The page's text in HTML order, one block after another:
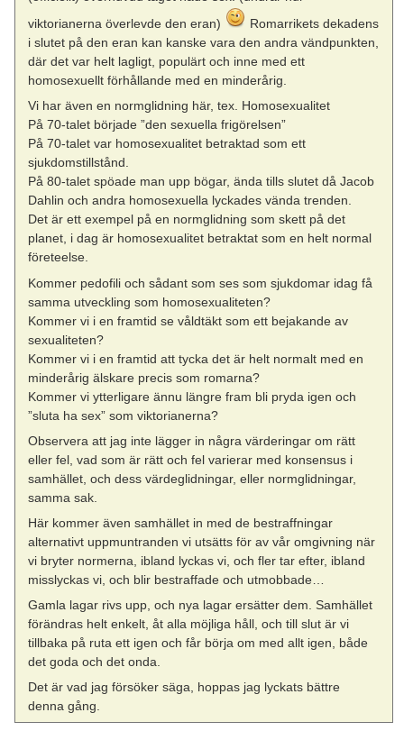
viktorianerna överlevde den eran)
Romarrikets dekadens
i slutet på den eran kan kanske vara den andra vändpunkten,
där det var helt lagligt, populärt och inne med ett
homosexuellt förhållande med en minderårig.
Vi har även en normglidning här, tex. Homosexualitet
På 70-talet började ”den sexuella frigörelsen”
På 70-talet var homosexualitet betraktad som ett
sjukdomstillstånd.
På 80-talet spöade man upp bögar, ända tills slutet då Jacob
Dahlin och andra homosexuella lyckades vända trenden.
Det är ett exempel på en normglidning som skett på det
planet, i dag är homosexualitet betraktat som en helt normal
företeelse.
Kommer pedofili och sådant som ses som sjukdomar idag få
samma utveckling som homosexualiteten?
Kommer vi i en framtid se våldtäkt som ett bejakande av
sexualiteten?
Kommer vi i en framtid att tycka det är helt normalt med en
minderårig älskare precis som romarna?
Kommer vi ytterligare ännu längre fram bli pryda igen och
”sluta ha sex” som viktorianerna?
Observera att jag inte lägger in några värderingar om rätt
eller fel, vad som är rätt och fel varierar med konsensus i
samhället, och dess värdeglidningar, eller normglidningar,
samma sak.
Här kommer även samhället in med de bestraffningar
alternativt uppmuntranden vi utsätts för av vår omgivning när
vi bryter normerna, ibland lyckas vi, och fler tar efter, ibland
misslyckas vi, och blir bestraffade och utmobbade…
Gamla lagar rivs upp, och nya lagar ersätter dem. Samhället
förändras helt enkelt, åt alla möjliga håll, och till slut är vi
tillbaka på ruta ett igen och får börja om med allt igen, både
det goda och det onda.
Det är vad jag försöker säga, hoppas jag lyckats bättre
denna gång.